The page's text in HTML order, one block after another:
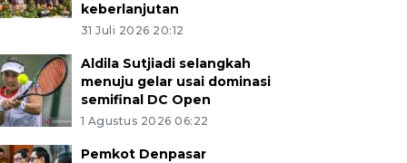
keberlanjutan
31 Juli 2026 20:12
Aldila Sutjiadi selangkah
menuju gelar usai dominasi
semifinal DC Open
1 Agustus 2026 06:22
Pemkot Denpasar